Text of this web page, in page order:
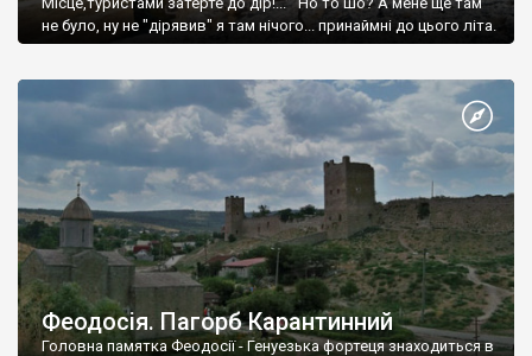
не було, ну не "дірявив" я там нічого... принаймні до цього літа.
Феодосія. Пагорб Карантинний
Головна памятка Феодосії - Генуезька фортеця знаходиться в